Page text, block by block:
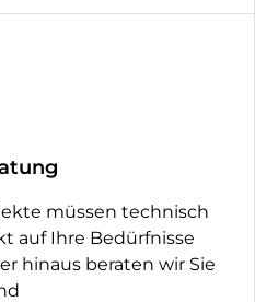
müssen technisch
auf Ihre Bedürfnisse
hinaus beraten wir Sie